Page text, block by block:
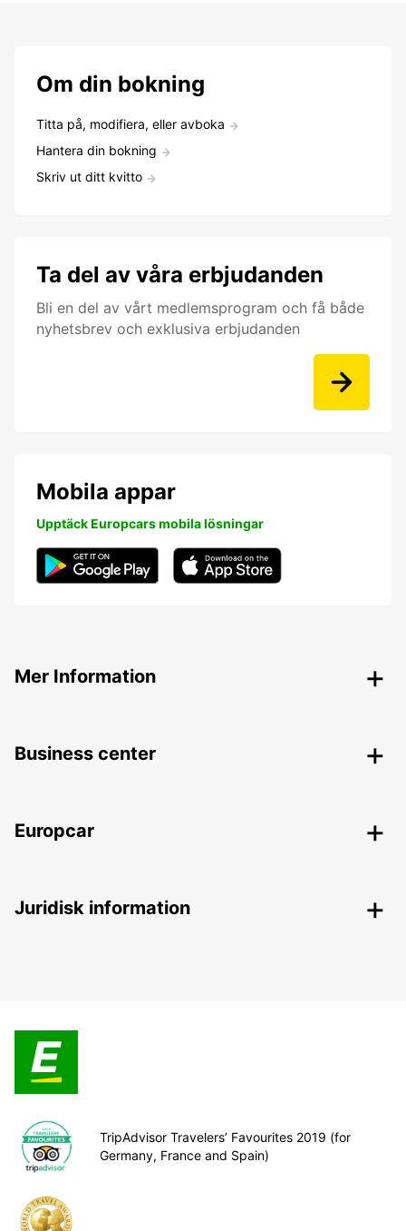
Om din bokning
Titta på, modifiera, eller avboka
Hantera din bokning
Skriv ut ditt kvitto
Ta del av våra erbjudanden
Bli en del av vårt medlemsprogram och få både
nyhetsbrev och exklusiva erbjudanden
Mobila appar
Upptäck Europcars mobila lösningar
Mer Information
Business center
Europcar
Juridisk information
TripAdvisor Travelers’ Favourites 2019 (for
Germany, France and Spain)